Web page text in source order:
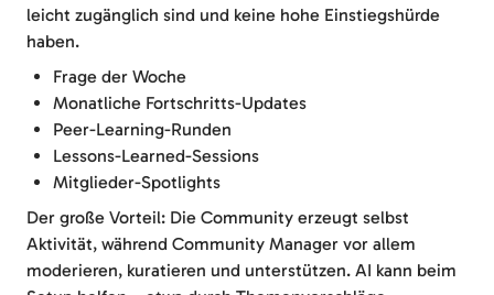
leicht zugänglich sind und keine hohe Einstiegshürde
haben.
Frage der Woche
Monatliche Fortschritts-Updates
Peer-Learning-Runden
Lessons-Learned-Sessions
Mitglieder-Spotlights
Der große Vorteil: Die Community erzeugt selbst
Aktivität, während Community Manager vor allem
moderieren, kuratieren und unterstützen. AI kann beim